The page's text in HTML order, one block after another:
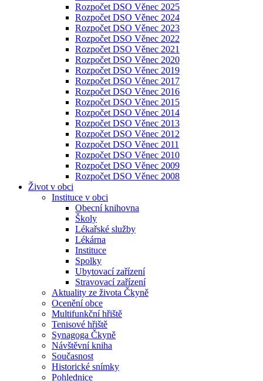
Rozpočet DSO Věnec 2025
Rozpočet DSO Věnec 2024
Rozpočet DSO Věnec 2023
Rozpočet DSO Věnec 2022
Rozpočet DSO Věnec 2021
Rozpočet DSO Věnec 2020
Rozpočet DSO Věnec 2019
Rozpočet DSO Věnec 2017
Rozpočet DSO Věnec 2016
Rozpočet DSO Věnec 2015
Rozpočet DSO Věnec 2014
Rozpočet DSO Věnec 2013
Rozpočet DSO Věnec 2012
Rozpočet DSO Věnec 2011
Rozpočet DSO Věnec 2010
Rozpočet DSO Věnec 2009
Rozpočet DSO Věnec 2008
Život v obci
Instituce v obci
Obecní knihovna
Školy
Lékařské služby
Lékárna
Instituce
Spolky
Ubytovací zařízení
Stravovací zařízení
Aktuality ze života Čkyně
Ocenění obce
Multifunkční hřiště
Tenisové hřiště
Synagoga Čkyně
Návštěvní kniha
Současnost
Historické snímky
Pohlednice